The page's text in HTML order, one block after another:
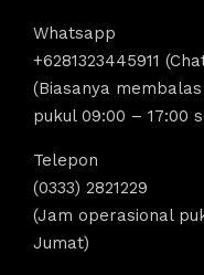
Whatsapp
+6281323445911
(Biasanya
pukul 09:00 – 17:00
Telepon
(0333) 2821229
(Jam operasional
Jumat)